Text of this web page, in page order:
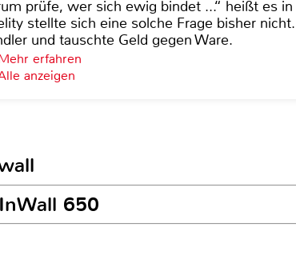
prüfe, wer sich ewig bindet ...“ heißt es
stellte sich eine solche Frage bisher
und tauschte Geld gegen Ware.
erfahren
anzeigen
650